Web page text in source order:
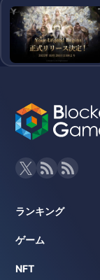
ランキング
ゲーム
NFT